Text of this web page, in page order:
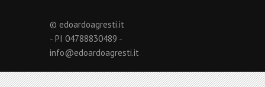
© edoardoagresti.it
- PI 04788830489 -
info@edoardoagresti.it